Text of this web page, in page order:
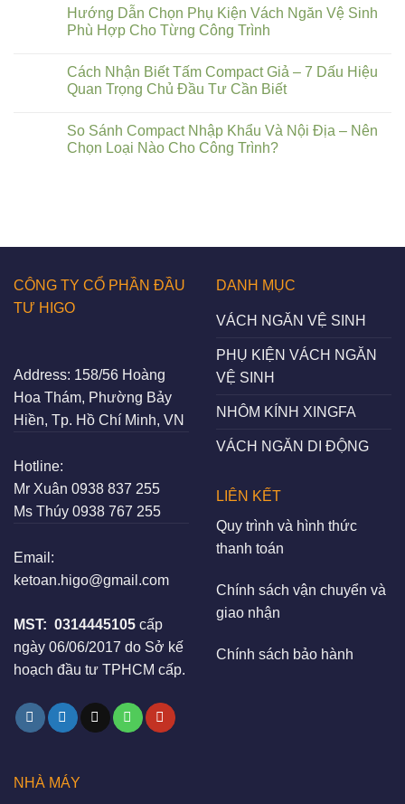
Hướng Dẫn Chọn Phụ Kiện Vách Ngăn Vệ Sinh
Phù Hợp Cho Từng Công Trình
Cách Nhận Biết Tấm Compact Giả – 7 Dấu Hiệu
Quan Trọng Chủ Đầu Tư Cần Biết
So Sánh Compact Nhập Khẩu Và Nội Địa – Nên
Chọn Loại Nào Cho Công Trình?
CÔNG TY CỔ PHẦN ĐẦU
TƯ HIGO
Address: 158/56 Hoàng
Hoa Thám, Phường Bảy
Hiền, Tp. Hồ Chí Minh, VN
Hotline:
Mr Xuân 0938 837 255
Ms Thúy 0938 767 255
Email:
ketoan.higo@gmail.com
MST: 0314445105 cấp
ngày 06/06/2017 do Sở kế
hoạch đầu tư TPHCM cấp.
DANH MỤC
VÁCH NGĂN VỆ SINH
PHỤ KIỆN VÁCH NGĂN
VỆ SINH
NHÔM KÍNH XINGFA
VÁCH NGĂN DI ĐỘNG
LIÊN KẾT
Quy trình và hình thức
thanh toán
Chính sách vận chuyển và
giao nhận
Chính sách bảo hành
NHÀ MÁY